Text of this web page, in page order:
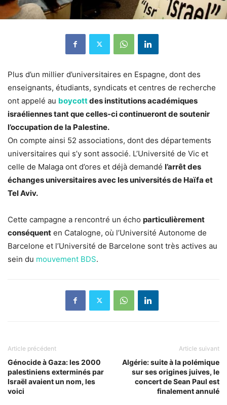
Plus d’un millier d’universitaires en Espagne, dont des
enseignants, étudiants, syndicats et centres de recherche
ont appelé au boycottdes institutions académiques
israéliennes tant que celles-ci continueront de soutenir
l’occupation de la Palestine.
On compte ainsi 52 associations, dont des départements
universitaires qui s’y sont associé. L’Université de Vic et
celle de Malaga ont d’ores et déjà demandé l’arrêt des
échanges universitaires avec les universités de Haïfa et
Tel Aviv.
Cette campagne a rencontré un écho particulièrement
conséquent en Catalogne, où l’Université Autonome de
Barcelone et l’Université de Barcelone sont très actives au
sein du mouvement BDS.
Article précédent
Génocide à Gaza: les 2000
palestiniens exterminés par
Israël avaient un nom, les
voici
Article suivant
Algérie: suite à la polémique
sur ses origines juives, le
concert de Sean Paul est
finalement annulé